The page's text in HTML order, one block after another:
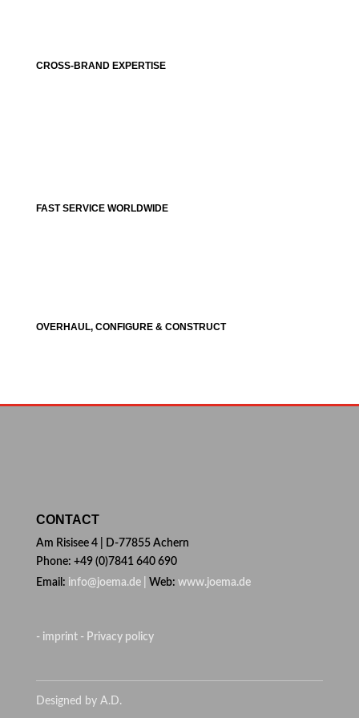
CROSS-BRAND EXPERTISE
FAST SERVICE WORLDWIDE
OVERHAUL, CONFIGURE & CONSTRUCT
CONTACT
Am Risisee 4 | D-77855 Achern
Phone: +49 (0)7841 640 690
Email: info@joema.de | Web: www.joema.de
- imprint - Privacy policy
Designed by A.D.